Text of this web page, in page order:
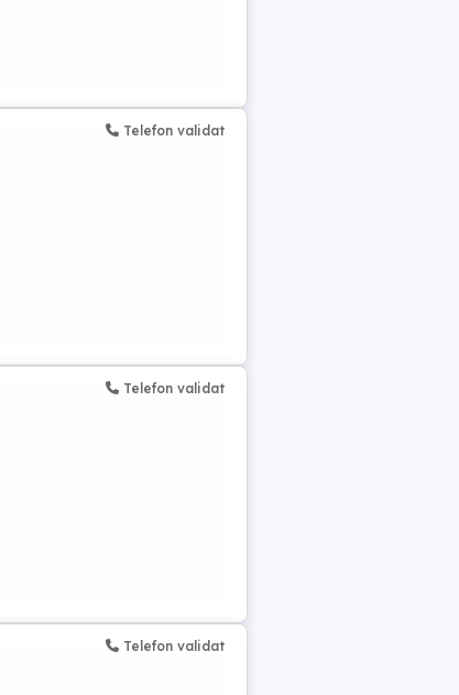
Telefon validat
Telefon validat
Telefon validat